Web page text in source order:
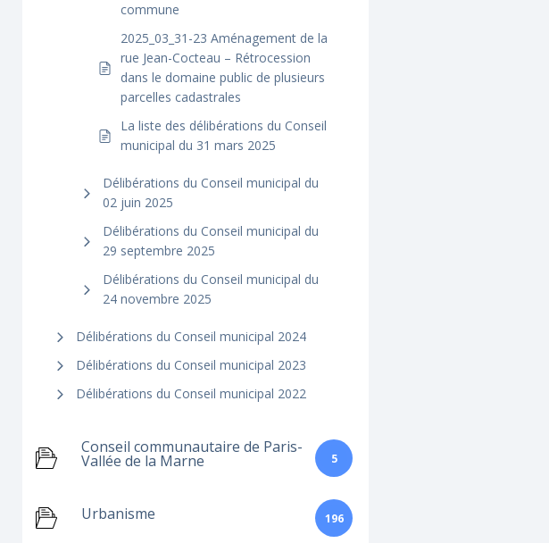
commune
2025_03_31-23 Aménagement de la
rue Jean-Cocteau – Rétrocession
dans le domaine public de plusieurs
parcelles cadastrales
La liste des délibérations du Conseil
municipal du 31 mars 2025
Délibérations du Conseil municipal du
02 juin 2025
Délibérations du Conseil municipal du
29 septembre 2025
Délibérations du Conseil municipal du
24 novembre 2025
Délibérations du Conseil municipal 2024
Délibérations du Conseil municipal 2023
Délibérations du Conseil municipal 2022
Conseil communautaire de Paris-
Vallée de la Marne 5
Urbanisme 196